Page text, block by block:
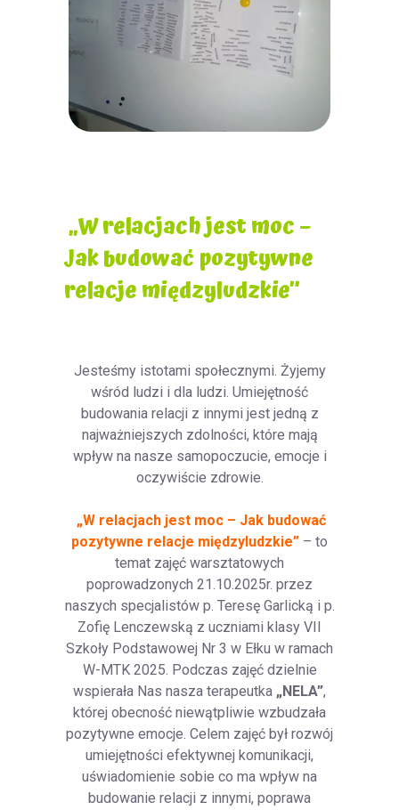
„W relacjach jest moc –
Jak budować pozytywne
relacje międzyludzkie”
Jesteśmy istotami społecznymi. Żyjemy
wśród ludzi i dla ludzi. Umiejętność
budowania relacji z innymi jest jedną z
najważniejszych zdolności, które mają
wpływ na nasze samopoczucie, emocje i
oczywiście zdrowie.
„W relacjach jest moc – Jak budować
pozytywne relacje międzyludzkie” – to
temat zajęć warsztatowych
poprowadzonych 21.10.2025r. przez
naszych specjalistów p. Teresę Garlicką i p.
Zofię Lenczewską z uczniami klasy VII
Szkoły Podstawowej Nr 3 w Ełku w ramach
W-MTK 2025. Podczas zajęć dzielnie
wspierała Nas nasza terapeutka „NELA”,
której obecność niewątpliwie wzbudzała
pozytywne emocje. Celem zajęć był rozwój
umiejętności efektywnej komunikacji,
uświadomienie sobie co ma wpływ na
budowanie relacji z innymi, poprawa